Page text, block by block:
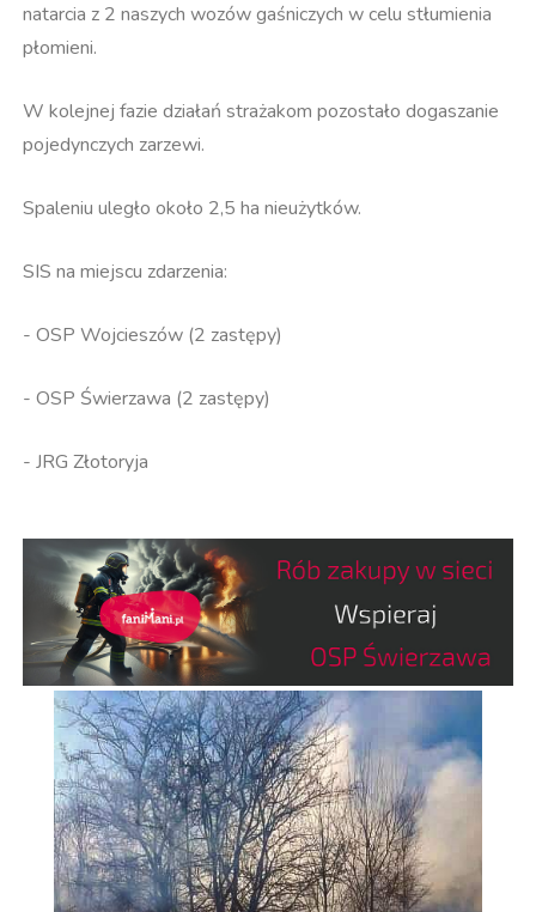
natarcia z 2 naszych wozów gaśniczych w celu stłumienia
płomieni.
W kolejnej fazie działań strażakom pozostało dogaszanie
pojedynczych zarzewi.
Spaleniu uległo około 2,5 ha nieużytków.
SIS na miejscu zdarzenia:
- OSP Wojcieszów (2 zastępy)
- OSP Świerzawa (2 zastępy)
- JRG Złotoryja